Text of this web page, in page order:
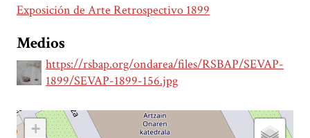
Exposición de Arte Retrospectivo 1899
Medios
https://rsbap.org/ondarea/files/RSBAP/SEVAP-
1899/SEVAP-1899-156.jpg
+